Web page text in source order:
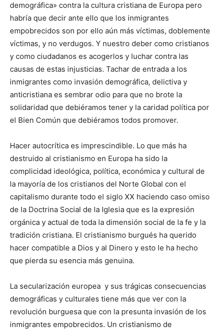
demográfica» contra la cultura cristiana de Europa pero
habría que decir ante ello que los inmigrantes
empobrecidos son por ello aún más víctimas, doblemente
víctimas, y no verdugos. Y nuestro deber como cristianos
y como ciudadanos es acogerlos y luchar contra las
causas de estas injusticias. Tachar de entrada a los
inmigrantes como invasión demográfica, delictiva y
anticristiana es sembrar odio para que no brote la
solidaridad que debiéramos tener y la caridad política por
el Bien Común que debiéramos todos promover.
Hacer autocrítica es imprescindible. Lo que más ha
destruido al cristianismo en Europa ha sido la
complicidad ideológica, política, económica y cultural de
la mayoría de los cristianos del Norte Global con el
capitalismo durante todo el siglo XX haciendo caso omiso
de la Doctrina Social de la Iglesia que es la expresión
orgánica y actual de toda la dimensión social de la fe y la
tradición cristiana. El cristianismo burgués ha querido
hacer compatible a Dios y al Dinero y esto le ha hecho
que pierda su esencia más genuina.
La secularización europea y sus trágicas consecuencias
demográficas y culturales tiene más que ver con la
revolución burguesa que con la presunta invasión de los
inmigrantes empobrecidos. Un cristianismo de